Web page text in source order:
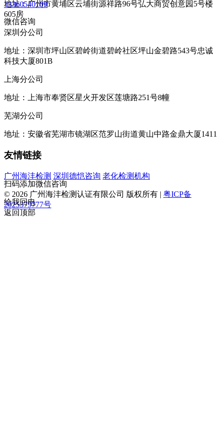
地址：广州市黄埔区云埔街源祥路96号弘大商贸创意园5号楼
605房
深圳分公司
地址：深圳市坪山区碧岭街道碧岭社区坪山金碧路543号忠诚
科技大厦801B
上海分公司
地址：上海市奉贤区星火开发区莲塘路251号8幢
芜湖分公司
地址：安徽省芜湖市镜湖区范罗山街道黄山中路金鼎大厦1411
友情链接
广州海沣检测 深圳德恺咨询 老化检测机构
© 2026 广州海沣检测认证有限公司 版权所有 | 粤ICP备
2025379777号
13360540109
微信咨询
扫码添加微信咨询
给我回电
返回顶部